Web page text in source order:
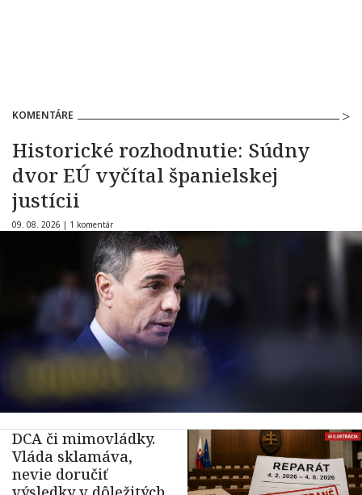
KOMENTÁRE
Historické rozhodnutie: Súdny
dvor EÚ vyčítal španielskej
justícii
09. 08. 2026 | 1 komentár
DCA či mimovládky.
Vláda sklamáva,
nevie doručiť